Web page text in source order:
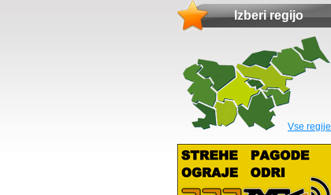
Izberi regijo
Vse regije